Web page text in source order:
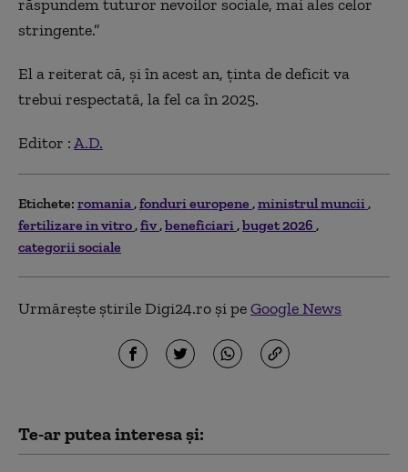
răspundem tuturor nevoilor sociale, mai ales celor
stringente.”
El a reiterat că, și în acest an, ținta de deficit va
trebui respectată, la fel ca în 2025.
Editor :A.D.
Etichete: romania fonduri europene ministrul muncii
fertilizare in vitro fiv beneficiari buget 2026
categorii sociale
Urmărește știrile Digi24.ro și peGoogle News
Te-ar putea interesa și: